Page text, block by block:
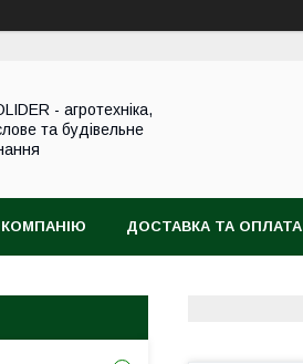
- агротехніка,
та будівельне
ДОСТАВКА ТА ОПЛАТА